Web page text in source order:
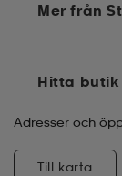
Mer från
Hitta butik
Adresser och
Till karta